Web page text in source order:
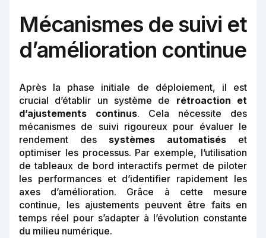
Mécanismes de suivi et
d’amélioration continue
Après la phase initiale de déploiement, il est
crucial d’établir un système de rétroaction et
d’ajustements continus. Cela nécessite des
mécanismes de suivi rigoureux pour évaluer le
rendement des systèmes automatisés et
optimiser les processus. Par exemple, l’utilisation
de tableaux de bord interactifs permet de piloter
les performances et d’identifier rapidement les
axes d’amélioration. Grâce à cette mesure
continue, les ajustements peuvent être faits en
temps réel pour s’adapter à l’évolution constante
du milieu numérique.